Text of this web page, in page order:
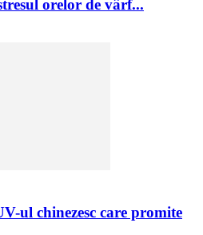
orelor de vârf...
ul chinezesc care promite